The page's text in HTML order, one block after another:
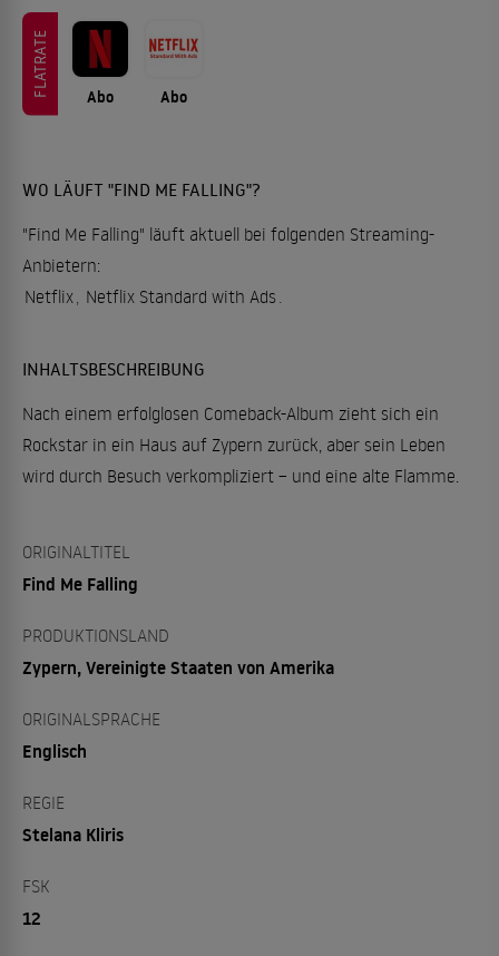
FLATRATE Abo Abo
WO LÄUFT "FIND ME FALLING"?
"Find Me Falling" läuft aktuell bei folgenden Streaming-
Anbietern:
Netflix Netflix Standard with Ads
INHALTSBESCHREIBUNG
Nach einem erfolglosen Comeback-Album zieht sich ein
Rockstar in ein Haus auf Zypern zurück, aber sein Leben
wird durch Besuch verkompliziert – und eine alte Flamme.
ORIGINALTITEL
Find Me Falling
PRODUKTIONSLAND
Zypern, Vereinigte Staaten von Amerika
ORIGINALSPRACHE
Englisch
REGIE
Stelana Kliris
FSK
12